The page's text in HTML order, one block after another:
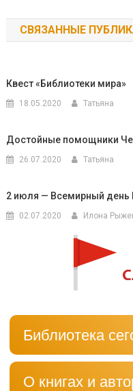
по
записям
СВЯЗАННЫЕ
Квест «Библиотеки мира»
18.05.2020 Татьяна
Достойные помощники
26.07.2020 Татьяна
2 июля — Всемирный день
02.07.2020 Илона
Библиотека
О книгах и